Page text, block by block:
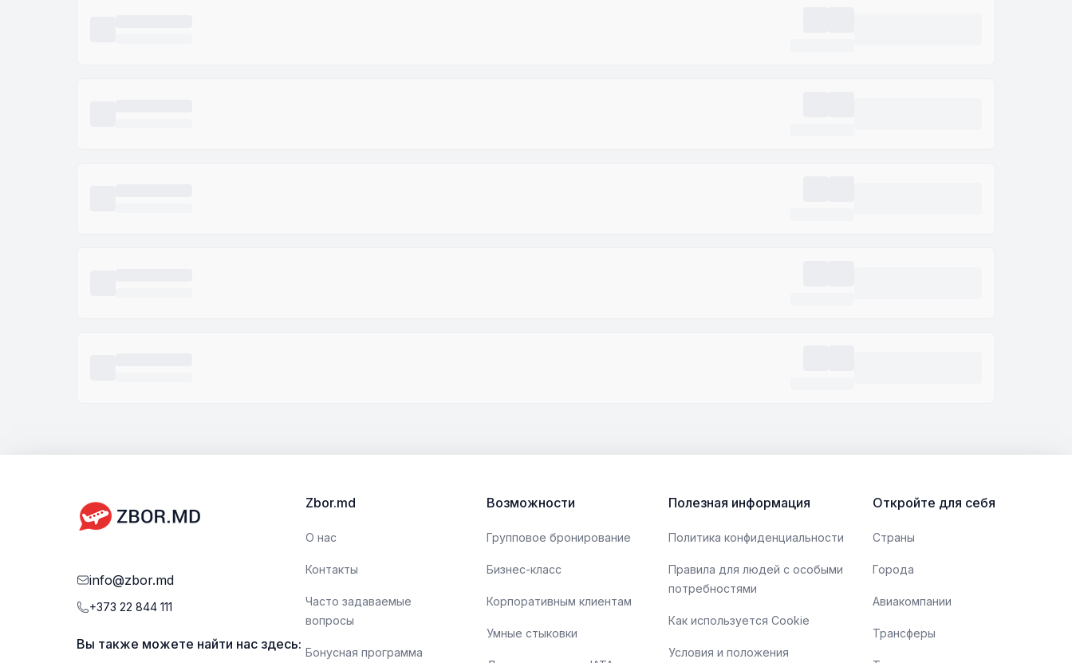
info@zbor.md
+373 22 844 111
Вы также можете найти нас здесь:
Zbor.md
О нас
Контакты
Часто задаваемые
вопросы
Бонусная программа
Возможности
Групповое бронирование
Бизнес-класс
Корпоративным клиентам
Умные стыковки
Полезная информация
Политика конфиденциальности
Правила для людей с особыми
потребностями
Как используется Cookie
Условия и положения
Откройте для себя
Страны
Города
Авиакомпании
Трансферы